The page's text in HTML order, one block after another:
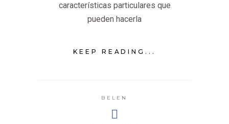
características particulares que
pueden hacerla
KEEP READING...
BELEN